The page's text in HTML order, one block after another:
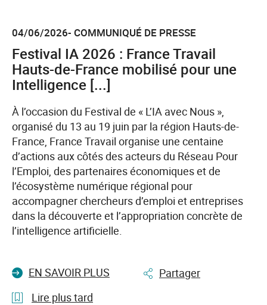
04/06/2026- COMMUNIQUÉ DE PRESSE
Festival IA 2026 : France Travail
Hauts-de-France mobilisé pour une
Intelligence [...]
À l’occasion du Festival de « L’IA avec Nous »,
organisé du 13 au 19 juin par la région Hauts-de-
France, France Travail organise une centaine
d’actions aux côtés des acteurs du Réseau Pour
l’Emploi, des partenaires économiques et de
l’écosystème numérique régional pour
accompagner chercheurs d’emploi et entreprises
dans la découverte et l’appropriation concrète de
l’intelligence artificielle.
EN SAVOIR PLUS
Partager
Lire plus tard